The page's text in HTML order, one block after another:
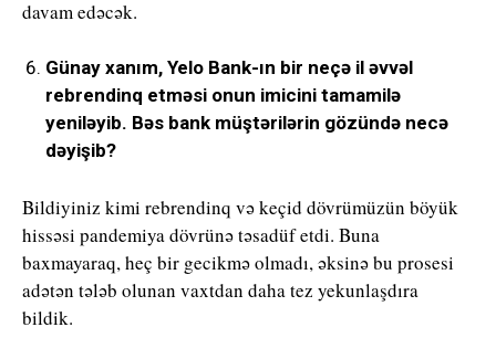
davam edəcək.
Günay xanım, Yelo Bank-ın bir neçə il əvvəl
rebrendinq etməsi onun imicini tamamilə
yeniləyib. Bəs bank müştərilərin gözündə necə
dəyişib?
Bildiyiniz kimi rebrendinq və keçid dövrümüzün böyük
hissəsi pandemiya dövrünə təsadüf etdi. Buna
baxmayaraq, heç bir gecikmə olmadı, əksinə bu prosesi
adətən tələb olunan vaxtdan daha tez yekunlaşdıra
bildik.